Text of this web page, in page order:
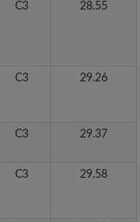
C3 28.55
C3 29.26
C3 29.37
C3 29.58